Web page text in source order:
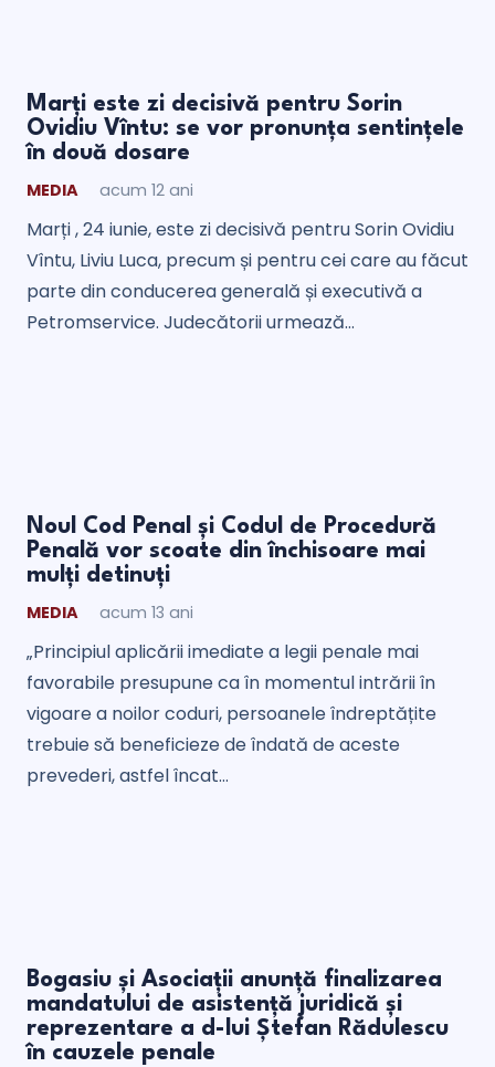
Marți este zi decisivă pentru Sorin
Ovidiu Vîntu: se vor pronunța sentințele
în două dosare
MEDIA acum 12 ani
Marți , 24 iunie, este zi decisivă pentru Sorin Ovidiu
Vîntu, Liviu Luca, precum și pentru cei care au făcut
parte din conducerea generală și executivă a
Petromservice. Judecătorii urmează…
Noul Cod Penal și Codul de Procedură
Penală vor scoate din închisoare mai
mulți detinuți
MEDIA acum 13 ani
„Principiul aplicării imediate a legii penale mai
favorabile presupune ca în momentul intrării în
vigoare a noilor coduri, persoanele îndreptățite
trebuie să beneficieze de îndată de aceste
prevederi, astfel încat…
Bogasiu și Asociații anunță finalizarea
mandatului de asistență juridică și
reprezentare a d-lui Ștefan Rădulescu
în cauzele penale